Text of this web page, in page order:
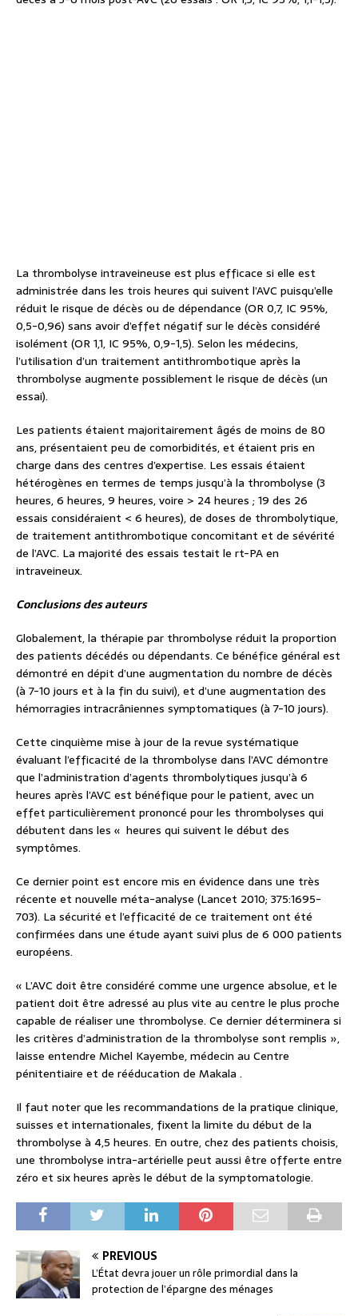
La thrombolyse intraveineuse est plus efficace si elle est
administrée dans les trois heures qui suivent l’AVC puisqu’elle
réduit le risque de décès ou de dépendance (OR 0,7, IC 95%,
0,5-0,96) sans avoir d’effet négatif sur le décès considéré
isolément (OR 1,1, IC 95%, 0,9-1,5). Selon les médecins,
l’utilisation d’un traitement antithrombotique après la
thrombolyse augmente possiblement le risque de décès (un
essai).
Les patients étaient majoritairement âgés de moins de 80
ans, présentaient peu de comorbidités, et étaient pris en
charge dans des centres d’expertise. Les essais étaient
hétérogènes en termes de temps jusqu’à la thrombolyse (3
heures, 6 heures, 9 heures, voire > 24 heures ; 19 des 26
essais considéraient < 6 heures), de doses de thrombolytique,
de traitement antithrombotique concomitant et de sévérité
de l’AVC. La majorité des essais testait le rt-PA en
intraveineux.
Conclusions des auteurs
Globalement, la thérapie par thrombolyse réduit la proportion
des patients décédés ou dépendants. Ce bénéfice général est
démontré en dépit d’une augmentation du nombre de décès
(à 7-10 jours et à la fin du suivi), et d’une augmentation des
hémorragies intracrâniennes symptomatiques (à 7-10 jours).
Cette cinquième mise à jour de la revue systématique
évaluant l’efficacité de la thrombolyse dans l’AVC démontre
que l’administration d’agents thrombolytiques jusqu’à 6
heures après l’AVC est bénéfique pour le patient, avec un
effet particulièrement prononcé pour les thrombolyses qui
débutent dans les « heures qui suivent le début des
symptômes.
Ce dernier point est encore mis en évidence dans une très
récente et nouvelle méta-analyse (Lancet 2010; 375:1695-
703). La sécurité et l’efficacité de ce traitement ont été
confirmées dans une étude ayant suivi plus de 6 000 patients
européens.
« L’AVC doit être considéré comme une urgence absolue, et le
patient doit être adressé au plus vite au centre le plus proche
capable de réaliser une thrombolyse. Ce dernier déterminera si
les critères d’administration de la thrombolyse sont remplis »,
laisse entendre Michel Kayembe, médecin au Centre
pénitentiaire et de rééducation de Makala .
Il faut noter que les recommandations de la pratique clinique,
suisses et internationales, fixent la limite du début de la
thrombolyse à 4,5 heures. En outre, chez des patients choisis,
une thrombolyse intra-artérielle peut aussi être offerte entre
zéro et six heures après le début de la symptomatologie.
PREVIOUS
L’État devra jouer un rôle primordial dans la
protection de l’épargne des ménages